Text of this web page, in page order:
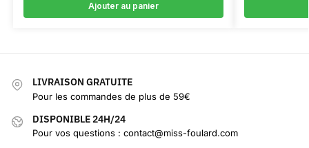
Ajouter au panier
LIVRAISON GRATUITE
Pour les commandes de plus de 59€
DISPONIBLE 24H/24
Pour vos questions : contact@miss-foulard.com